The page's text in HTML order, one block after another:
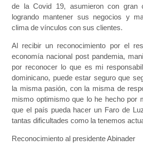
de la Covid 19, asumieron con gran
logrando mantener sus negocios y
clima de vínculos con sus clientes.
Al recibir un reconocimiento por el
economía nacional post pandemia,
por reconocer lo que es mi
dominicano, puede estar seguro que
la misma pasión, con la misma de
mismo optimismo que lo he hecho por
que el país pueda hacer un Faro de
tantas dificultades como la tenemos
Reconocimiento al presidente Abinader